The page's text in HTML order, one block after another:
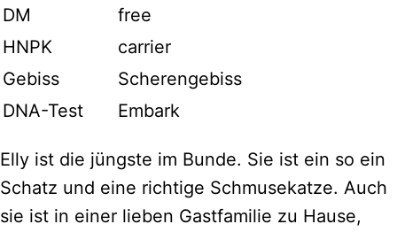
DM
free
HNPK
carrier
Gebiss
Scherengebiss
DNA-Test
Embark
Elly ist die jüngste im Bunde. Sie ist ein so ein
Schatz und eine richtige Schmusekatze. Auch
sie ist in einer lieben Gastfamilie zu Hause,